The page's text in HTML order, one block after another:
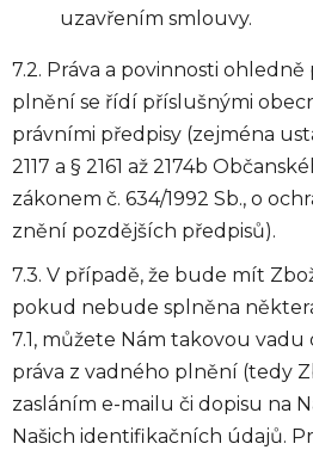
uzavřením smlouvy.
7.2. Práva a povinnosti ohledně
plnění se řídí příslušnými
právními předpisy (zejména
2117 a § 2161 až 2174b
zákonem č. 634/1992 Sb., o
znění pozdějších předpisů).
7.3. V případě, že bude mít
pokud nebude splněna
7.1, můžete Nám takovou
práva z vadného plnění (tedy
zasláním e-mailu či dopisu na
Našich identifikačních údajů.